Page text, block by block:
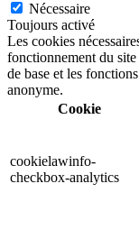
Nécessaire
Toujours activé
Les cookies
fonctionnement du
de base et les
anonyme.
Cookie
cookielawinfo-
checkbox-analytics